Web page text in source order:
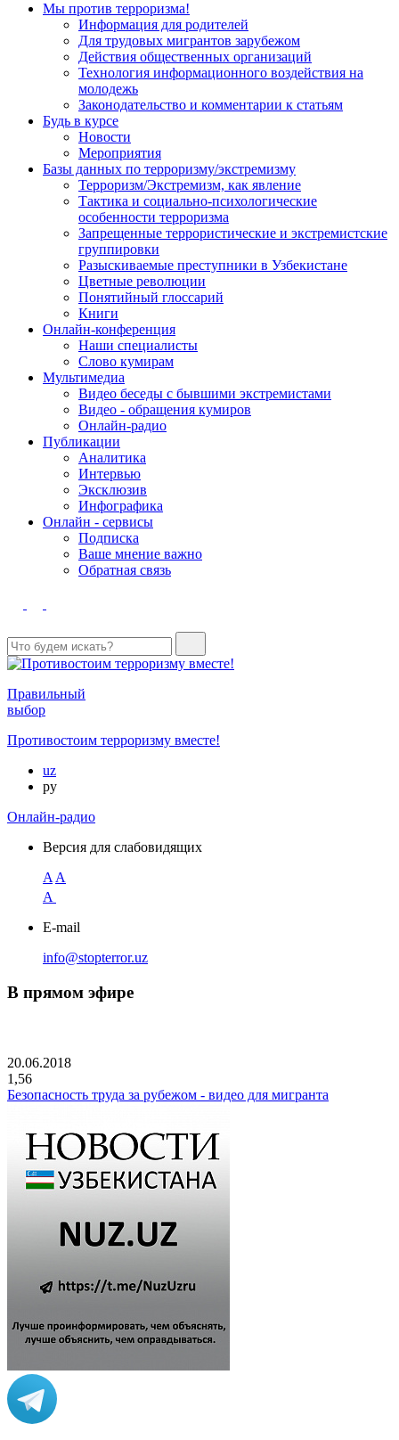
Мы против терроризма!
Информация для родителей
Для трудовых мигрантов зарубежом
Действия общественных организаций
Технология информационного воздействия на
молодежь
Законодательство и комментарии к статьям
Будь в курсе
Новости
Мероприятия
Базы данных по терроризму/экстремизму
Терроризм/Экстремизм, как явление
Тактика и социально-психологические
особенности терроризма
Запрещенные террористические и экстремистские
группировки
Разыскиваемые преступники в Узбекистане
Цветные революции
Понятийный глоссарий
Книги
Онлайн-конференция
Наши специалисты
Слово кумирам
Мультимедиа
Видео беседы с бывшими экстремистами
Видео - обращения кумиров
Онлайн-радио
Публикации
Аналитика
Интервью
Эксклюзив
Инфографика
Онлайн - сервисы
Подписка
Ваше мнение важно
Обратная связь
Правильный
выбор
Противостоим терроризму вместе!
uz
ру
Онлайн-радио
Версия для слабовидящих
A A
A
E-mail
info@stopterror.uz
В прямом эфире
20.06.2018
1,56
Безопасность труда за рубежом - видео для мигранта